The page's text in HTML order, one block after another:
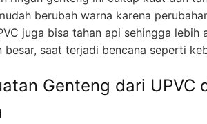
berubah warna karena
juga bisa tahan api sehingga lebih
besar, saat terjadi bencana seperti
Genteng dari UPVC